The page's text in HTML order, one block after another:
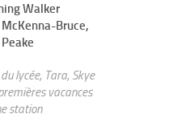
Walker
Bruce,
lycée, Tara, Skye
vacances
station